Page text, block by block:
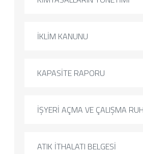
İKLİM KANUNU
KAPASİTE RAPORU
İŞYERİ AÇMA VE ÇALIŞMA
ATIK İTHALATI BELGESİ